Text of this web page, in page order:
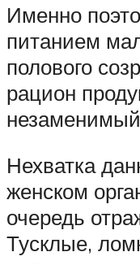
Именно
питанием
полового
рацион
Нехватка
женском
очередь
Тусклые,